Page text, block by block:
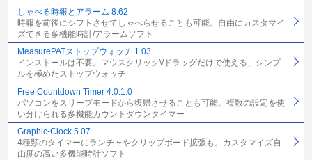
しゃべる時報とアラーム 8.62
時報を前後にシフトさせてしゃべらせることも可能。自由にカスタマイ
ズできる多機能時計/アラームソフト
MeasurePATストップウォッチ 1.03
インストールは不要。マウスクリック\/ドラッグだけで使える、シンプ
ルを極めたストップウォッチ
Free Countdown Timer 4.0.1.0
パソコンをスリープモードから復帰させることも可能。複数の設定を使
い分けられる多機能カウントダウンタイマー
Graphic-Clock 5.07
4種類のタイマーにランチャやクリップボード拡張も。カスタマイズ自
由度の高い多機能時計ソフト